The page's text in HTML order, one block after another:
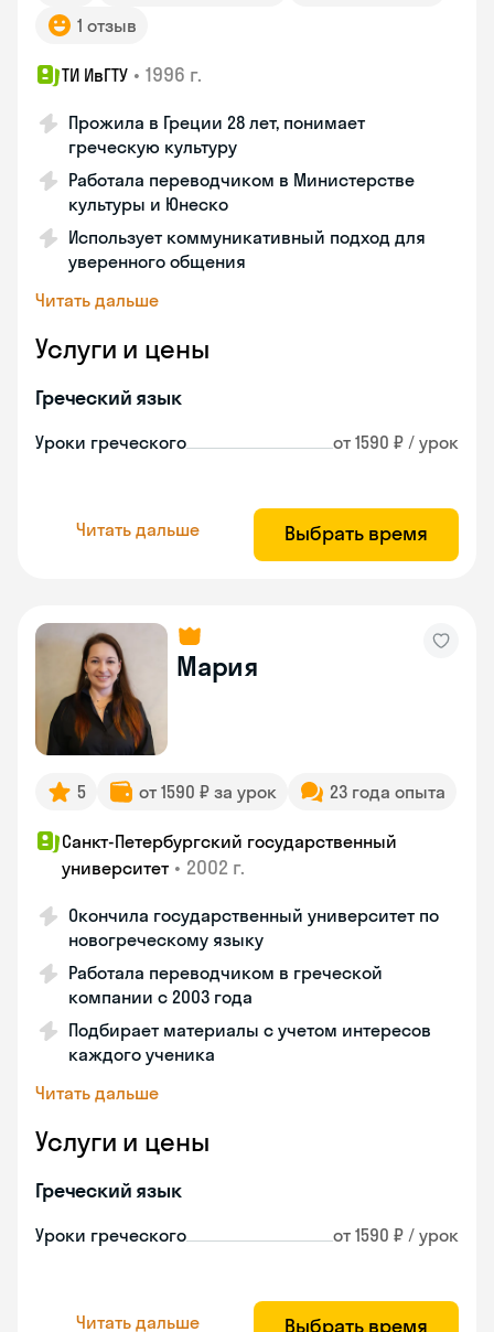
1 отзыв
ТИ ИвГТУ • 1996 г.
Прожила в Греции 28 лет, понимает
греческую культуру
Работала переводчиком в Министерстве
культуры и Юнеско
Использует коммуникативный подход для
уверенного общения
Читать дальше
Услуги и цены
Греческий язык
Уроки греческого от 1590 ₽ / урок
Читать дальше Выбрать время
Мария
5 от 1590 ₽ за урок 23 года опыта
Санкт-Петербургский государственный
университет • 2002 г.
Окончила государственный университет по
новогреческому языку
Работала переводчиком в греческой
компании с 2003 года
Подбирает материалы с учетом интересов
каждого ученика
Читать дальше
Услуги и цены
Греческий язык
Уроки греческого от 1590 ₽ / урок
Читать дальше Выбрать время